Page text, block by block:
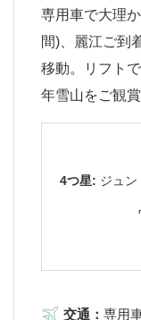
専用車で大理
間)、麗江ご到
移動。リフト
年雪山をご観賞
4つ星: ジュン
交通： 専用